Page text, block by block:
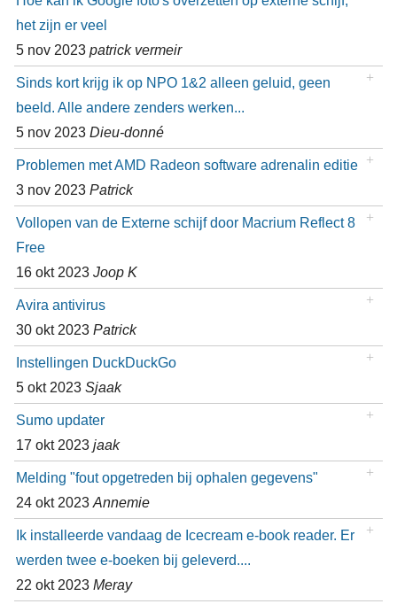
het zijn er veel
5 nov 2023 patrick vermeir
Sinds kort krijg ik op NPO 1&2 alleen geluid, geen
beeld. Alle andere zenders werken...
5 nov 2023 Dieu-donné
Problemen met AMD Radeon software adrenalin editie
3 nov 2023 Patrick
Vollopen van de Externe schijf door Macrium Reflect 8
Free
16 okt 2023 Joop K
Avira antivirus
30 okt 2023 Patrick
Instellingen DuckDuckGo
5 okt 2023 Sjaak
Sumo updater
17 okt 2023 jaak
Melding "fout opgetreden bij ophalen gegevens"
24 okt 2023 Annemie
Ik installeerde vandaag de Icecream e-book reader. Er
werden twee e-boeken bij geleverd....
22 okt 2023 Meray